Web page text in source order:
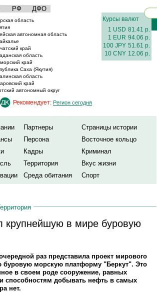
РФ ДФО
область
автономная область
край
область
край
Саха (Якутия)
область
край
автономный округ
Курсы валют
1 USD 81.41 р.
1 EUR 94.06 р.
100 JPY 51.61 р.
10 CNY 12.06 р.
Рекомендует: Регион сегодня
Партнеры
Страницы истории
Персона
Восточное кольцо
Кадры
Криминал
Территория
Вкус жизни
Среда обитания Спорт
крупнейшую в мире буровую
раз представила проект мирового
буровую морскую платформу "Беркут". Это
в своем роде сооружение, равных
способностям добывать нефть в самых
нет.